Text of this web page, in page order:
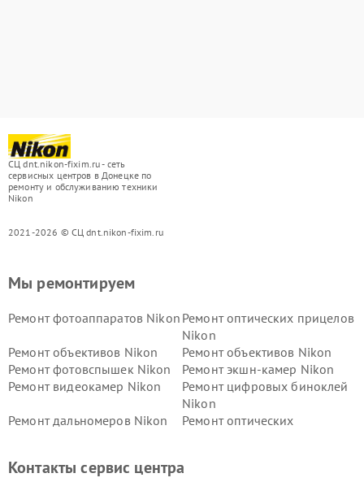
СЦ dnt.nikon-fixim.ru - сеть
сервисных центров в Донецке по
ремонту и обслуживанию техники
Nikon
2021-2026 © СЦ dnt.nikon-fixim.ru
Мы ремонтируем
Ремонт фотоаппаратов Nikon Ремонт оптических прицелов
Nikon
Ремонт объективов Nikon
Ремонт объективов Nikon
Ремонт фотовспышек Nikon
Ремонт экшн-камер Nikon
Ремонт видеокамер Nikon
Ремонт цифровых биноклей
Nikon
Ремонт дальномеров Nikon
Ремонт оптических
Контакты сервис центра